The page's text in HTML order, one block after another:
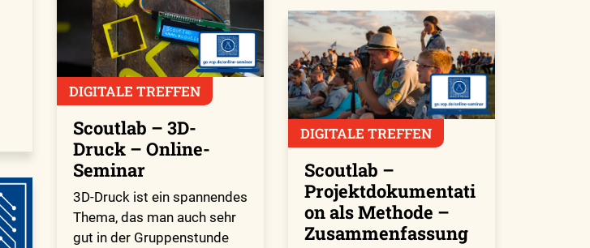
DIGITALE TREFFEN
Scoutlab – 3D-
Druck – Online-
Seminar
3D-Druck ist ein spannendes
Thema, das man auch sehr
gut in der Gruppenstunde
DIGITALE TREFFEN
Scoutlab –
Projektdokumentati
on als Methode –
Zusammenfassung